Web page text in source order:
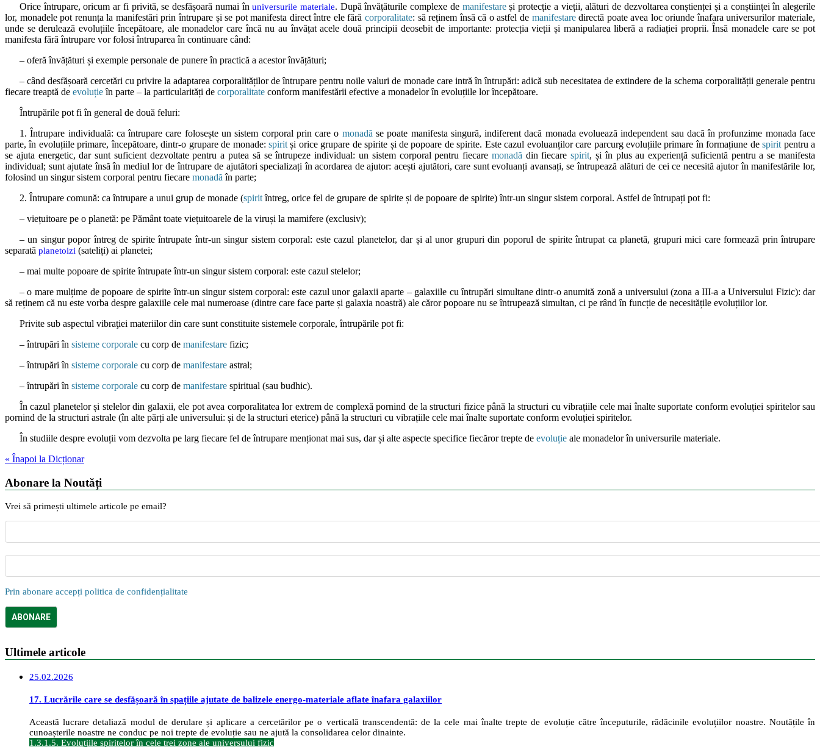
Orice întrupare, oricum ar fi privită, se desfășoară numai înuniversurile materiale. După învățăturile complexe de manifestareși protecție a vieții, alături de dezvoltarea conștienței și a conștiinței în alegerile
lor, monadele pot renunța la manifestări prin întrupare și se pot manifesta direct între ele fără corporalitate: să reținem însă că o astfel de manifestaredirectă poate avea loc oriunde înafara universurilor materiale,
unde se derulează evoluțiile începătoare, ale monadelor care încă nu au învățat acele două principii deosebit de importante: protecția vieții și manipularea liberă a radiației proprii. Însă monadele care se pot
manifesta fără întrupare vor folosi întruparea în continuare când:
– oferă învățături și exemple personale de punere în practică a acestor învățături;
– când desfășoară cercetări cu privire la adaptarea corporalităților de întrupare pentru noile valuri de monade care intră în întrupări: adică sub necesitatea de extindere de la schema corporalității generale pentru
fiecare treaptă de evoluțieîn parte – la particularități de corporalitate conform manifestării efective a monadelor în evoluțiile lor începătoare.
Întrupările pot fi în general de două feluri:
1. Întrupare individuală: ca întrupare care folosește un sistem corporal prin care o monadă se poate manifesta singură, indiferent dacă monada evoluează independent sau dacă în profunzime monada face
parte, în evoluțiile primare, începătoare, dintr-o grupare de monade: spiritși orice grupare de spirite și de popoare de spirite. Este cazul evoluanților care parcurg evoluțiile primare în formațiune despirit pentru a
se ajuta energetic, dar sunt suficient dezvoltate pentru a putea să se întrupeze individual: un sistem corporal pentru fiecare monadă din fiecarespirit, și în plus au experiență suficientă pentru a se manifesta
individual; sunt ajutate însă în mediul lor de întrupare de ajutători specializați în acordarea de ajutor: acești ajutători, care sunt evoluanți avansați, se întrupează alături de cei ce necesită ajutor în manifestările lor,
folosind un singur sistem corporal pentru fiecare monadă în parte;
2. Întrupare comună: ca întrupare a unui grup de monade (spiritîntreg, orice fel de grupare de spirite și de popoare de spirite) într-un singur sistem corporal. Astfel de întrupați pot fi:
– viețuitoare pe o planetă: pe Pământ toate viețuitoarele de la viruși la mamifere (exclusiv);
– un singur popor întreg de spirite întrupate într-un singur sistem corporal: este cazul planetelor, dar și al unor grupuri din poporul de spirite întrupat ca planetă, grupuri mici care formează prin întrupare
separată planetoizi (sateliți) ai planetei;
– mai multe popoare de spirite întrupate într-un singur sistem corporal: este cazul stelelor;
– o mare mulțime de popoare de spirite într-un singur sistem corporal: este cazul unor galaxii aparte – galaxiile cu întrupări simultane dintr-o anumită zonă a universului (zona a III-a a Universului Fizic): dar
să reținem că nu este vorba despre galaxiile cele mai numeroase (dintre care face parte și galaxia noastră) ale căror popoare nu se întrupează simultan, ci pe rând în funcție de necesitățile evoluțiilor lor.
Privite sub aspectul vibraţiei materiilor din care sunt constituite sistemele corporale, întrupările pot fi:
– întrupări în sisteme corporale cu corp de manifestare fizic;
– întrupări în sisteme corporale cu corp de manifestare astral;
– întrupări în sisteme corporale cu corp de manifestare spiritual (sau budhic).
În cazul planetelor și stelelor din galaxii, ele pot avea corporalitatea lor extrem de complexă pornind de la structuri fizice până la structuri cu vibrațiile cele mai înalte suportate conform evoluției spiritelor sau
pornind de la structuri astrale (în alte părți ale universului: și de la structuri eterice) până la structuri cu vibrațiile cele mai înalte suportate conform evoluției spiritelor.
În studiile despre evoluții vom dezvolta pe larg fiecare fel de întrupare menționat mai sus, dar și alte aspecte specifice fiecăror trepte de evoluție ale monadelor în universurile materiale.
« Înapoi la Dicționar
Abonare la Noutăți
Vrei să primești ultimele articole pe email?
Prin abonare accepți politica de confidențialitate
Ultimele articole
25.02.2026
17. Lucrările care se desfășoară în spațiile ajutate de balizele energo-materiale aflate înafara galaxiilor
Această lucrare detaliază modul de derulare și aplicare a cercetărilor pe o verticală transcendentă: de la cele mai înalte trepte de evoluție către începuturile, rădăcinile evoluțiilor noastre. Noutățile în
cunoașterile noastre ne conduc pe noi trepte de evoluție sau ne ajută la consolidarea celor dinainte.
1.3.1.5. Evoluțiile spiritelor în cele trei zone ale universului fizic